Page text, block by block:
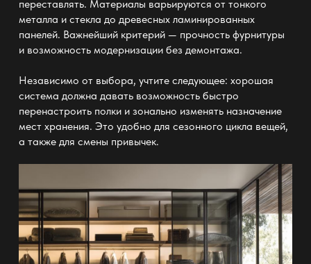
переставлять. Материалы варьируются от тонкого
металла и стекла до древесных ламинированных
панелей. Важнейший критерий — прочность фурнитуры
и возможность модернизации без демонтажа.
Независимо от выбора, учтите следующее: хорошая
система должна давать возможность быстро
перенастроить полки и зонально изменять назначение
мест хранения. Это удобно для сезонного цикла вещей,
а также для смены привычек.